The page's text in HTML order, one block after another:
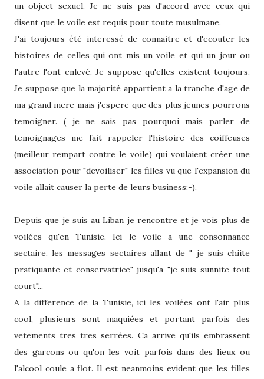
un object sexuel. Je ne suis pas d'accord avec ceux qui
disent que le voile est requis pour toute musulmane.
J'ai toujours été interessé de connaitre et d'ecouter les
histoires de celles qui ont mis un voile et qui un jour ou
l'autre l'ont enlevé. Je suppose qu'elles existent toujours.
Je suppose que la majorité appartient a la tranche d'age de
ma grand mere mais j'espere que des plus jeunes pourrons
temoigner. ( je ne sais pas pourquoi mais parler de
temoignages me fait rappeler l'histoire des coiffeuses
(meilleur rempart contre le voile) qui voulaient créer une
association pour "devoiliser" les filles vu que l'expansion du
voile allait causer la perte de leurs business:-).
Depuis que je suis au Liban je rencontre et je vois plus de
voilées qu'en Tunisie. Ici le voile a une consonnance
sectaire. les messages sectaires allant de " je suis chiite
pratiquante et conservatrice" jusqu'a "je suis sunnite tout
court"...
A la difference de la Tunisie, ici les voilées ont l'air plus
cool, plusieurs sont maquiées et portant parfois des
vetements tres tres serrées. Ca arrive qu'ils embrassent
des garcons ou qu'on les voit parfois dans des lieux ou
l'alcool coule a flot. Il est neanmoins evident que les filles